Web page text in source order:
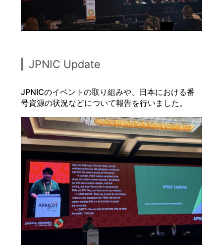
JPNIC Update
JPNICのイベントの取り組みや、日本における番
号資源の状況などについて報告を行いました。